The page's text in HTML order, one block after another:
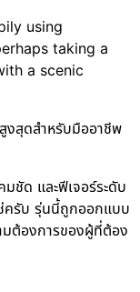
using
taking a
a scenic
งสุดสำหรับมืออาชีพ
ชัด และฟีเจอร์ระดับ
ครับ รุ่นนี้ถูกออกแบบ
มต้องการของผู้ที่ต้อง